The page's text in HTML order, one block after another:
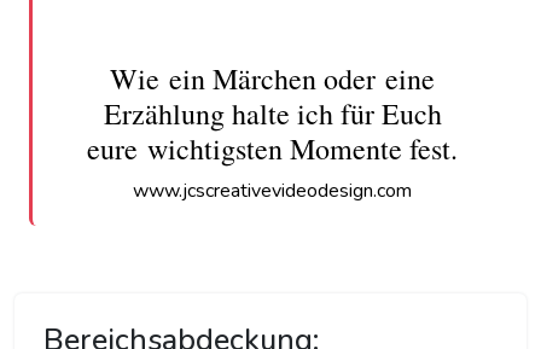
Wie ein Märchen oder eine
Erzählung halte ich für Euch
eure wichtigsten Momente fest.
​www.jcscreativevideodesign.com
Bereichsabdeckung: